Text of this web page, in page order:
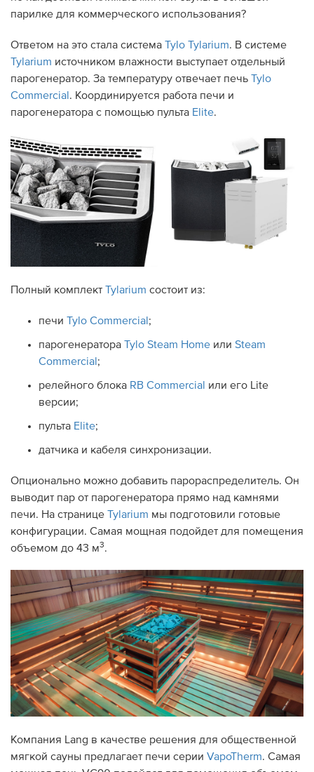
парилке для коммерческого использования?
Ответом на это стала система Tylo Tylarium. В системе
Tylarium источником влажности выступает отдельный
парогенератор. За температуру отвечает печь Tylo
Commercial. Координируется работа печи и
парогенератора с помощью пульта Elite.
Полный комплект Tylarium состоит из:
печи Tylo Commercial;
парогенератора Tylo Steam Home или Steam
Commercial;
релейного блока RB Commercial или его Lite
версии;
пульта Elite;
датчика и кабеля синхронизации.
Опционально можно добавить парораспределитель. Он
выводит пар от парогенератора прямо над камнями
печи. На странице Tylarium мы подготовили готовые
конфигурации. Самая мощная подойдет для помещения
объемом до 43 м3.
Компания Lang в качестве решения для общественной
мягкой сауны предлагает печи серии VapoTherm. Самая